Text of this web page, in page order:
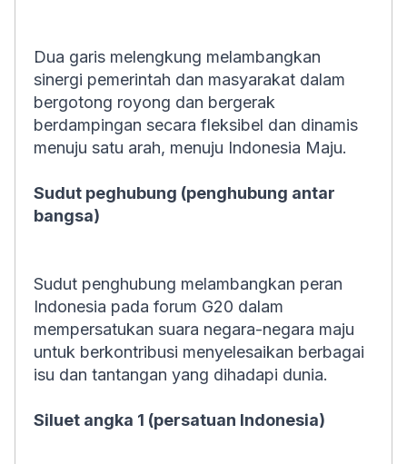
Dua garis melengkung melambangkan
sinergi pemerintah dan masyarakat dalam
bergotong royong dan bergerak
berdampingan secara fleksibel dan dinamis
menuju satu arah, menuju Indonesia Maju.
Sudut peghubung (penghubung antar
bangsa)
Sudut penghubung melambangkan peran
Indonesia pada forum G20 dalam
mempersatukan suara negara-negara maju
untuk berkontribusi menyelesaikan berbagai
isu dan tantangan yang dihadapi dunia.
Siluet angka 1 (persatuan Indonesia)